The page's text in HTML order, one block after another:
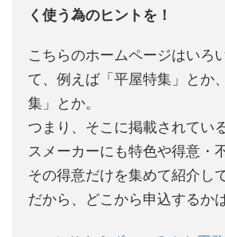
く使う為のヒントを！
こちらのホームページはいろ
て、例えば「平屋特集」とか
集」とか。
つまり、そこに掲載されてい
スメーカーにも特色や得意・
その得意だけを集めて紹介し
だから、どこから申込するか